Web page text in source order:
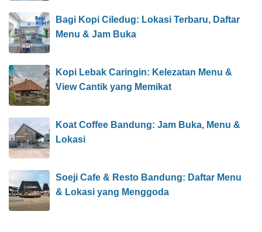
Bagi Kopi Ciledug: Lokasi Terbaru, Daftar
Menu & Jam Buka
Kopi Lebak Caringin: Kelezatan Menu &
View Cantik yang Memikat
Koat Coffee Bandung: Jam Buka, Menu &
Lokasi
Soeji Cafe & Resto Bandung: Daftar Menu
& Lokasi yang Menggoda